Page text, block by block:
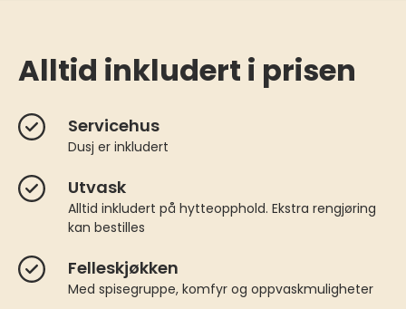
Alltid inkludert i prisen
Servicehus
Dusj er inkludert
Utvask
Alltid inkludert på hytteopphold. Ekstra rengjøring
kan bestilles
Felleskjøkken
Med spisegruppe, komfyr og oppvaskmuligheter